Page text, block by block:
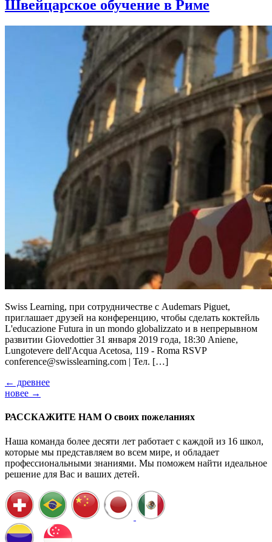
Швейцарское обучение в Риме
Swiss Learning, при сотрудничестве с Audemars Piguet,
приглашает друзей на конференцию, чтобы сделать коктейль
L'educazione Futura in un mondo globalizzato и в непрерывном
развитии Giovedottier 31 января 2019 года, 18:30 Aniene,
Lungotevere dell'Acqua Acetosa, 119 - Roma RSVP
conference@swisslearning.com | Тел. […]
← древнее
новее →
РАССКАЖИТЕ НАМ О своих пожеланиях
Наша команда более десяти лет работает с каждой из 16 школ,
которые мы представляем во всем мире, и обладает
профессиональными знаниями. Мы поможем найти идеальное
решение для Вас и ваших детей.